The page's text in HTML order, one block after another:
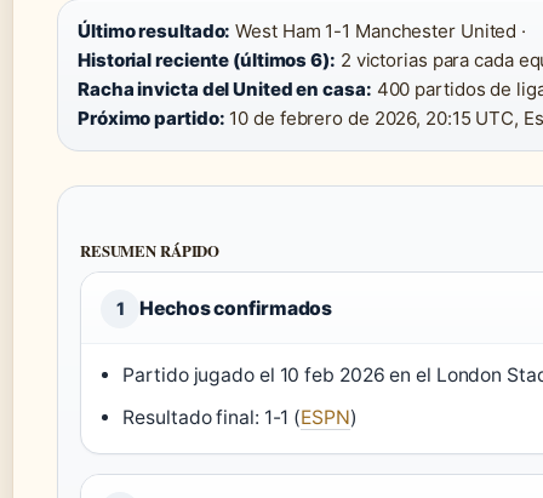
Último resultado: West Ham 1-1 Manchester United ·
Historial reciente (últimos 6): 2 victorias para cada
Racha invicta del United en casa: 400 partidos de
Próximo partido: 10 de febrero de 2026, 20:15 UTC,
RESUMEN RÁPIDO
1 Hechos confirmados
Partido jugado el 10 feb 2026 en el London
Resultado final: 1-1 (ESPN)